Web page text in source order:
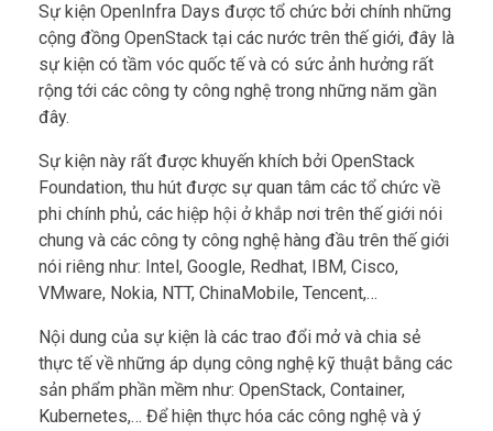
Sự kiện OpenInfra Days được tổ chức bởi chính những
cộng đồng OpenStack tại các nước trên thế giới, đây là
sự kiện có tầm vóc quốc tế và có sức ảnh hưởng rất
rộng tới các công ty công nghệ trong những năm gần
đây.
Sự kiện này rất được khuyến khích bởi OpenStack
Foundation, thu hút được sự quan tâm các tổ chức về
phi chính phủ, các hiệp hội ở khắp nơi trên thế giới nói
chung và các công ty công nghệ hàng đầu trên thế giới
nói riêng như: Intel, Google, Redhat, IBM, Cisco,
VMware, Nokia, NTT, ChinaMobile, Tencent,…
Nội dung của sự kiện là các trao đổi mở và chia sẻ
thực tế về những áp dụng công nghệ kỹ thuật bằng các
sản phẩm phần mềm như: OpenStack, Container,
Kubernetes,… Để hiện thực hóa các công nghệ và ý